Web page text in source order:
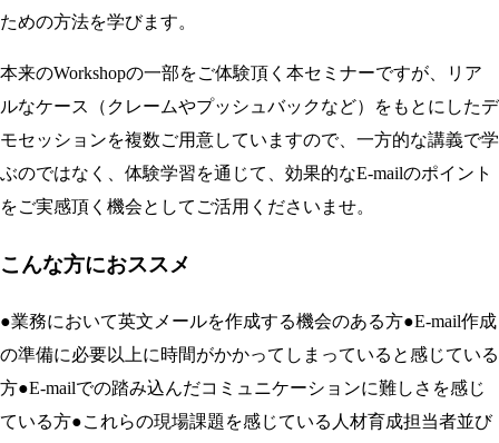
ための方法を学びます。
本来のWorkshopの一部をご体験頂く本セミナーですが、リア
ルなケース（クレームやプッシュバックなど）をもとにしたデ
モセッションを複数ご用意していますので、一方的な講義で学
ぶのではなく、体験学習を通じて、効果的なE-mailのポイント
をご実感頂く機会としてご活用くださいませ。
こんな方におススメ
●業務において英文メールを作成する機会のある方●E-mail作成
の準備に必要以上に時間がかかってしまっていると感じている
方●E-mailでの踏み込んだコミュニケーションに難しさを感じ
ている方●これらの現場課題を感じている人材育成担当者並び